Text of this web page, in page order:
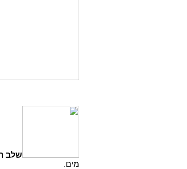
שלב
מים.